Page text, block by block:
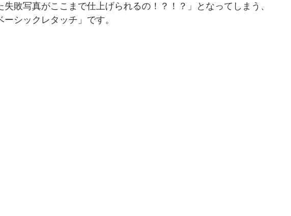
失敗写真がここまで仕上げられるの！？！？」となってしまう、
シックレタッチ」です。